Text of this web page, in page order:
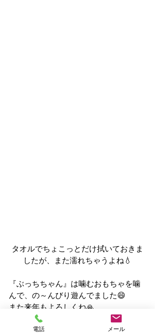
タオルでちょこっとだけ拭いておきま
したが、また濡れちゃうよね💧
『ぶっちちゃん』は噛むおもちゃを噛
んで、の～んびり遊んでました😄
また来年もよろしくね🙏
電話 メール